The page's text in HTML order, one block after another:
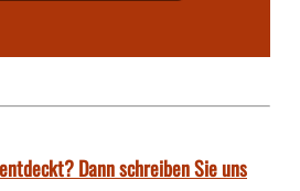
Dann schreiben Sie uns